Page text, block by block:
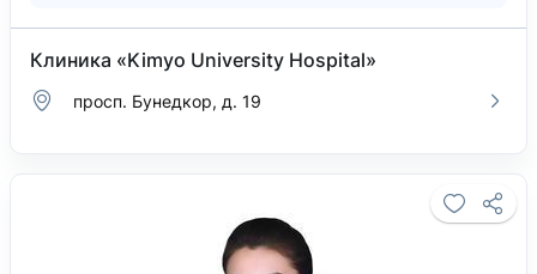
Клиника «Kimyo University Hospital»
просп. Бунедкор, д. 19